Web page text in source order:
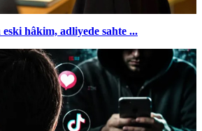
hâkim, adliyede sahte ...